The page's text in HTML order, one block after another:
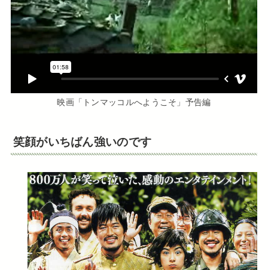
映画「トンマッコルへようこそ」予告編
笑顔がいちばん強いのです